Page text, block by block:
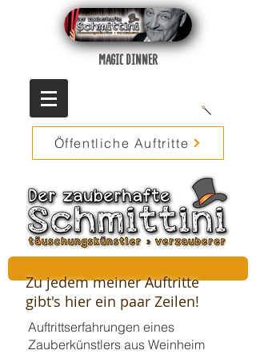
MAGIC DINNER
Öffentliche Auftritte
Zu jedem meiner Auftritte
gibt's hier ein paar Zeilen!
Auftrittserfahrungen eines
Zauberkünstlers aus Weinheim